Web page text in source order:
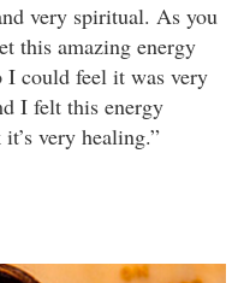
very spiritual. As you
this amazing energy
I could feel it was very
I felt this energy
very healing.”